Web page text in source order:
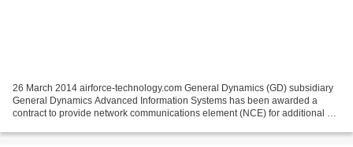
26 March 2014 airforce-technology.com General Dynamics (GD) subsidiary
General Dynamics Advanced Information Systems has been awarded a
contract to provide network communications element (NCE) for additional US